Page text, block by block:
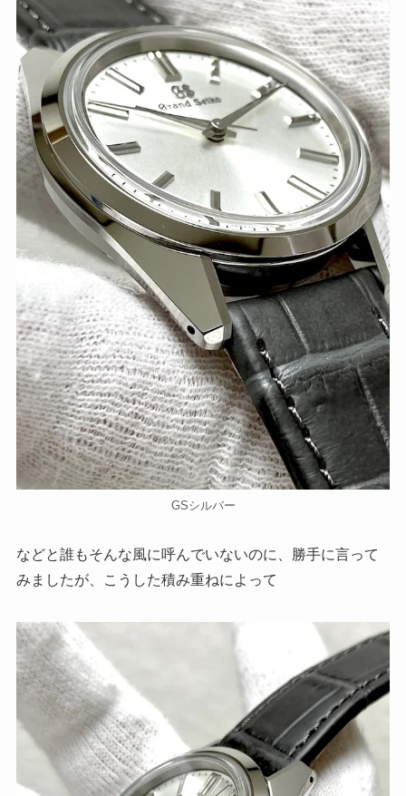
GSシルバー
などと誰もそんな風に呼んでいないのに、勝手に言って
みましたが、こうした積み重ねによって